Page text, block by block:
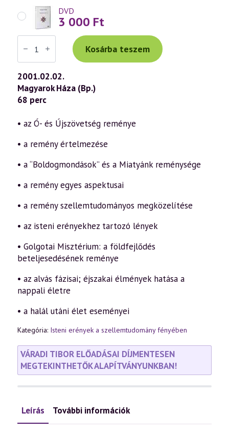
DVD
3 000 Ft
Váradi
Tibor
előadás
(183)
—
A
„Névtelen
szellem”
tanításai
isteni
erényekről
rész
Remény
(2001.02.02.)
Kosárba teszem
2001.02.02.
Magyarok Háza (Bp.)
68 perc
• az Ó- és Újszövetség reménye
• a remény értelmezése
• a “Boldogmondások” és a Miatyánk reménysége
• a remény egyes aspektusai
• a remény szellemtudományos megközelítése
• az isteni erényekhez tartozó lények
• Golgotai Misztérium: a földfejlődés
beteljesedésének reménye
• az alvás fázisai; éjszakai élmények hatása a
nappali életre
• a halál utáni élet eseményei
Kategória: Isteni erények a szellemtudomány fényében
VÁRADI TIBOR ELŐADÁSAI DÍJMENTESEN
MEGTEKINTHETŐK ALAPÍTVÁNYUNKBAN!
Leírás További információk